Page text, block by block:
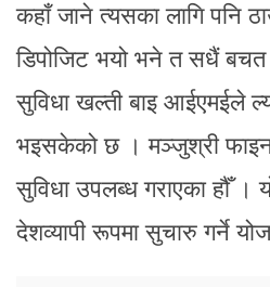
कहाँ जाने त्यसका लागि पनि
डिपोजिट भयो भने त सधैं बचत
सुविधा खल्ती बाइ आईएमईले
भइसकेको छ । मञ्जुश्री
सुविधा उपलब्ध गराएका हौँ ।
देशव्यापी रूपमा सुचारु गर्ने